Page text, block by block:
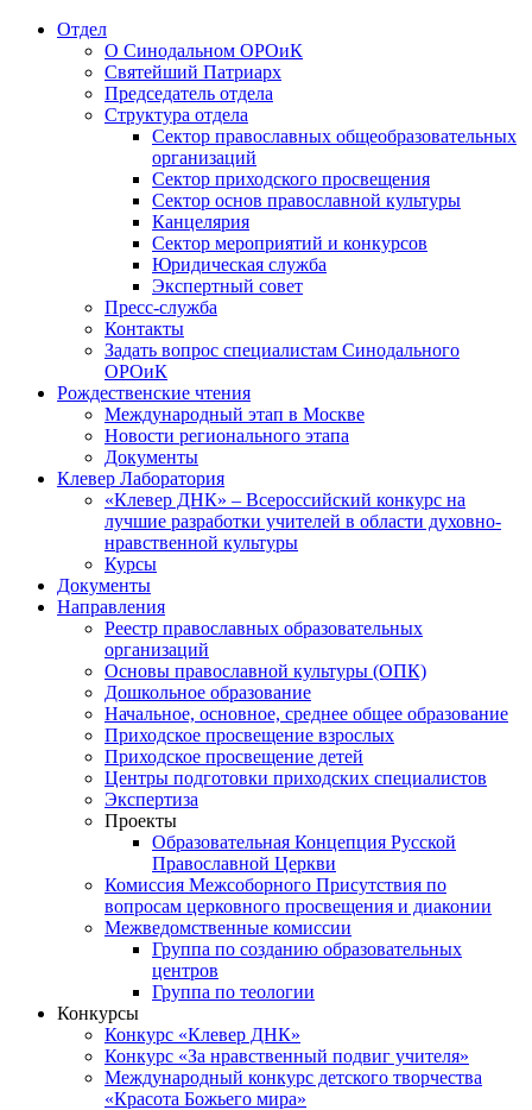
Отдел
О Синодальном ОРОиК
Святейший Патриарх
Председатель отдела
Структура отдела
Сектор православных общеобразовательных
организаций
Сектор приходского просвещения
Сектор основ православной культуры
Канцелярия
Сектор мероприятий и конкурсов
Юридическая служба
Экспертный совет
Пресс-служба
Контакты
Задать вопрос специалистам Синодального
ОРОиК
Рождественские чтения
Международный этап в Москве
Новости регионального этапа
Документы
Клевер Лаборатория
«Клевер ДНК» – Всероссийский конкурс на
лучшие разработки учителей в области духовно-
нравственной культуры
Курсы
Документы
Направления
Реестр православных образовательных
организаций
Основы православной культуры (ОПК)
Дошкольное образование
Начальное, основное, среднее общее образование
Приходское просвещение взрослых
Приходское просвещение детей
Центры подготовки приходских специалистов
Экспертиза
Проекты
Образовательная Концепция Русской
Православной Церкви
Комиссия Межсоборного Присутствия по
вопросам церковного просвещения и диаконии
Межведомственные комиссии
Группа по созданию образовательных
центров
Группа по теологии
Конкурсы
Конкурс «Клевер ДНК»
Конкурс «За нравственный подвиг учителя»
Международный конкурс детского творчества
«Красота Божьего мира»